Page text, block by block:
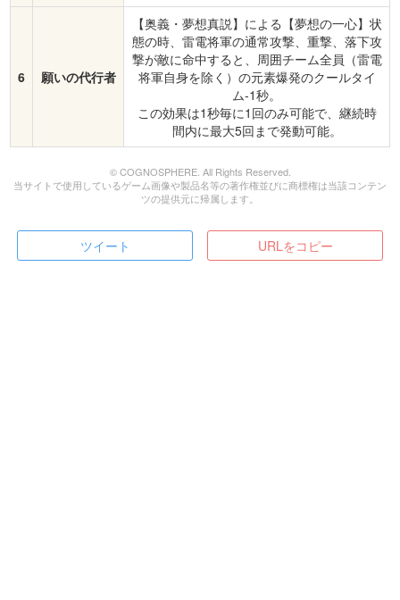
6 願いの代行者
【奥義・夢想真説】による【夢想の一心】状
態の時、雷電将軍の通常攻撃、重撃、落下攻
撃が敵に命中すると、周囲チーム全員（雷電
将軍自身を除く）の元素爆発のクールタイ
ム-1秒。
この効果は1秒毎に1回のみ可能で、継続時
間内に最大5回まで発動可能。
© COGNOSPHERE. All Rights Reserved.
当サイトで使用しているゲーム画像や製品名等の著作権並びに商標権は当該コンテン
ツの提供元に帰属します。
ツイート URLをコピー